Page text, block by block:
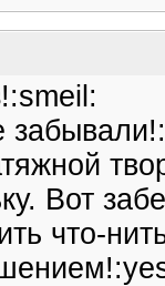
Вот
что-